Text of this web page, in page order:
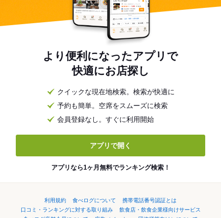
より便利になったアプリで
快適にお店探し
クイックな現在地検索。検索が快適に
予約も簡単。空席をスムーズに検索
会員登録なし。すぐに利用開始
アプリで開く
アプリなら1ヶ月無料でランキング検索！
利用規約 食べログについて
携帯電話番号認証とは
口コミ・ランキングに対する取り組み
飲食店・飲食企業様向けサービス